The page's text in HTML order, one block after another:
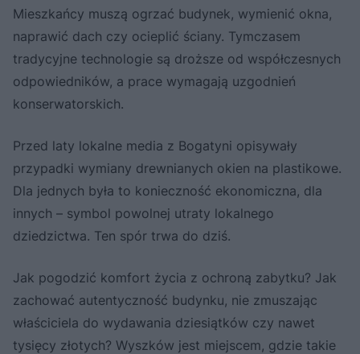
Mieszkańcy muszą ogrzać budynek, wymienić okna,
naprawić dach czy ocieplić ściany. Tymczasem
tradycyjne technologie są droższe od współczesnych
odpowiedników, a prace wymagają uzgodnień
konserwatorskich.
Przed laty lokalne media z Bogatyni opisywały
przypadki wymiany drewnianych okien na plastikowe.
Dla jednych była to konieczność ekonomiczna, dla
innych – symbol powolnej utraty lokalnego
dziedzictwa. Ten spór trwa do dziś.
Jak pogodzić komfort życia z ochroną zabytku? Jak
zachować autentyczność budynku, nie zmuszając
właściciela do wydawania dziesiątków czy nawet
tysięcy złotych? Wyszków jest miejscem, gdzie takie